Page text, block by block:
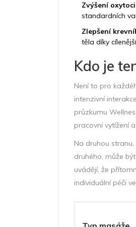
Zvýšení
standardních
Zlepšení
těla díky
Kdo je
Není to pro
intenzivní
průzkumu
pracovní vytížení
Na druhou
druhého, může
uvádějí, že
individuální péči